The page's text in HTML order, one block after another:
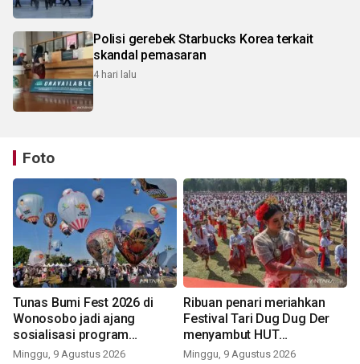
Polisi gerebek Starbucks Korea terkait
skandal pemasaran
4 hari lalu
Foto
Tunas Bumi Fest 2026 di
Wonosobo jadi ajang
sosialisasi program
pemerintah lewat balon
Minggu, 9 Agustus 2026
Ribuan penari meriahkan
Festival Tari Dug Dug Der
menyambut HUT
Kemerdekaan
Minggu, 9 Agustus 2026